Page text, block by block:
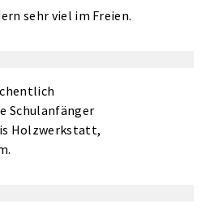
sehr viel im Freien.
Schulanfänger
Holzwerkstatt,